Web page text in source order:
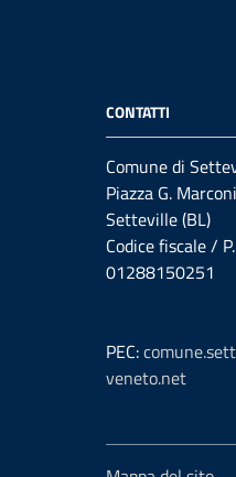
CONTATTI
Comune di
Piazza G.
Setteville (BL)
Codice fiscale /
01288150251
PEC:
veneto.net